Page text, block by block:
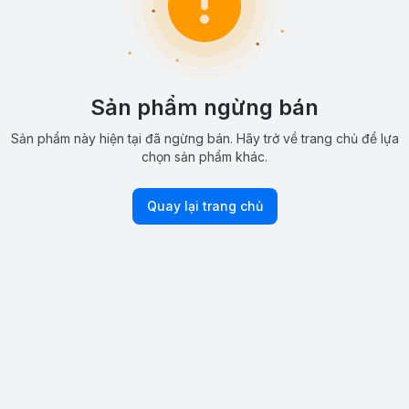
Sản phẩm ngừng bán
Sản phẩm này hiện tại đã ngừng bán. Hãy trở về trang chủ để lựa
chọn sản phẩm khác.
Quay lại trang chủ